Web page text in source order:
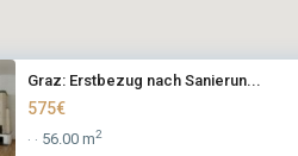
Graz: Erstbezug nach Sanierun...
575€
· · 56.00 m2